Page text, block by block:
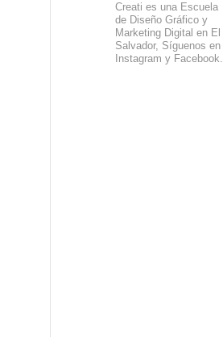
Creati es una Escuela
de Diseño Gráfico y
Marketing Digital en El
Salvador, Síguenos en
Instagram y Facebook.